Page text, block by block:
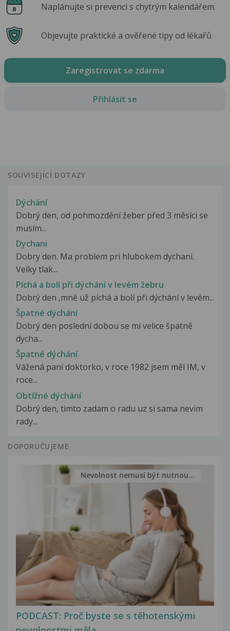
Naplánujte si prevenci s chytrým kalendářem.
Objevujte praktické a ověřené tipy od lékařů.
Zaregistrovat se zdarma
Přihlásit se
SOUVISEJÍCÍ DOTAZY
Dýchání
Dobrý den, od pohmozdění žeber před 3 měsíci se
musím...
Dychani
Dobry den. Ma problem pri hlubokem dychani.
Velky tlak...
Píchá a bolí při dýchání v levém žebru
Dobrý den ,mně už píchá a bolí při dýchání v levém...
Špatné dýchání
Dobrý den poslední dobou se mi velice špatně
dycha...
Špatné dýchání
Vážená paní doktorko, v roce 1982 jsem měl IM, v
roce...
Obtížné dýchání
Dobrý den, timto zadam o radu uz si sama nevim
rady...
DOPORUČUJEME
PODCAST: Proč byste se s těhotenskými
Nevolnost nemusí být nutnou...